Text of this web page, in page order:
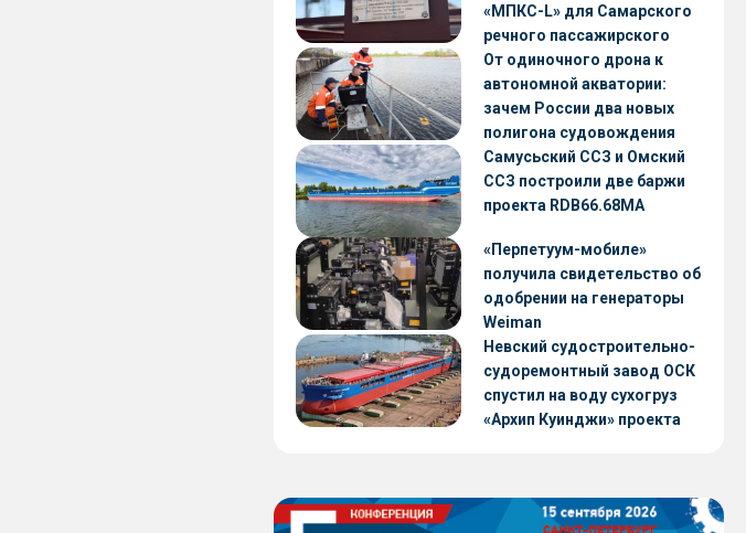
«МПКС-L» для Самарского
речного пассажирского
предприятия
От одиночного дрона к
автономной акватории:
зачем России два новых
полигона судовождения
Самусьский ССЗ и Омский
ССЗ построили две баржи
проекта RDB66.68МА
«Перпетуум-мобиле»
получила свидетельство об
одобрении на генераторы
Weiman
Невский судостроительно-
судоремонтный завод ОСК
спустил на воду сухогруз
«Архип Куинджи» проекта